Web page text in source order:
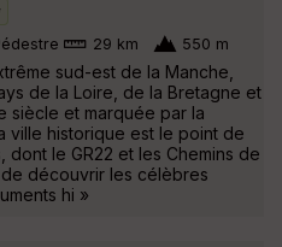
29 km 550 m
sud-est de la Manche,
de la Loire, de la Bretagne et
siècle et marquée par la
ville historique est le point de
le GR22 et les Chemins de
découvrir les célèbres
hi »